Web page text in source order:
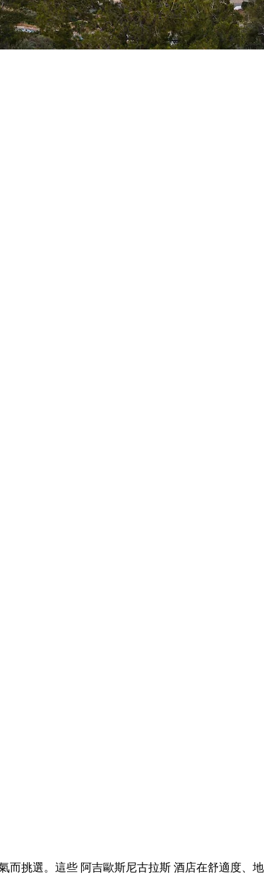
挑選。這些 阿吉歐斯尼古拉斯 酒店在舒適度、